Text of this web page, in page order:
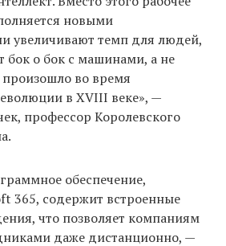
новыми
увеличивают темп для людей,
бок о бок с машинами, а не
произошло во время
в XVIII веке», —
профессор Королевского
обеспечение,
365, содержит встроенные
что позволяет компаниям
даже дистанционно, —